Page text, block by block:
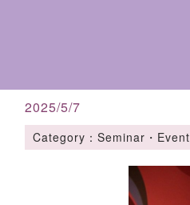
2025/5/7
Category：Seminar・Event